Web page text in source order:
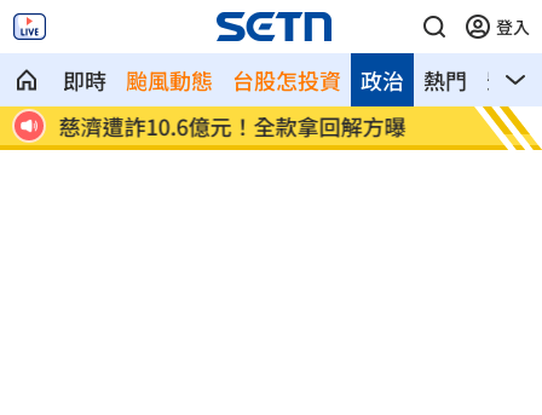
登入
即時 颱風動態 台股怎投資 熱門 影音
政治
慈濟遭詐10.6億元！全款拿回解方曝
稱龍